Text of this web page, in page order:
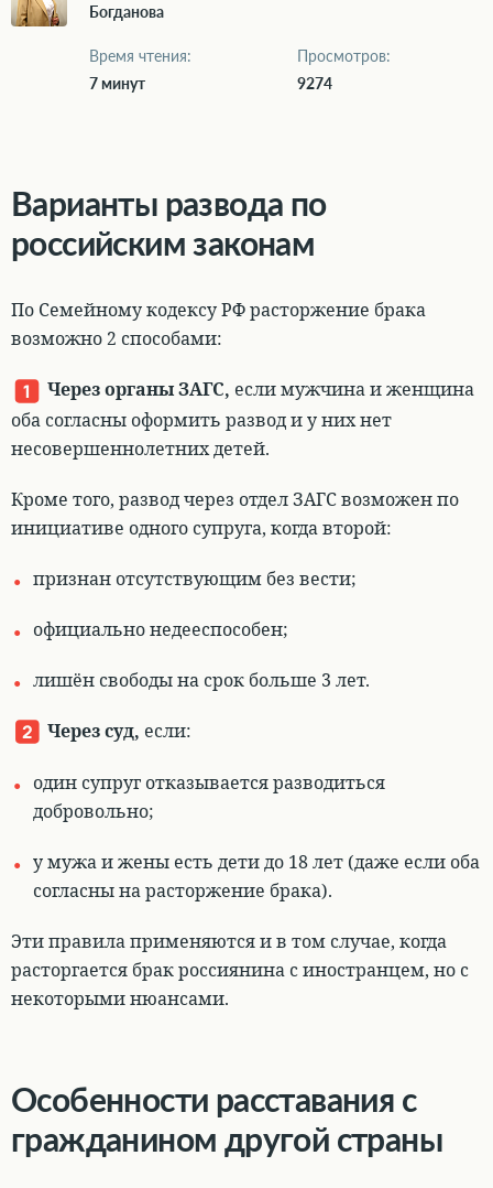
Богданова
Время чтения:
7 минут
Просмотров:
9274
Варианты развода по
российским законам
По Семейному кодексу РФ расторжение брака
возможно 2 способами:
Через органы ЗАГС, если мужчина и женщина
оба согласны оформить развод и у них нет
несовершеннолетних детей.
Кроме того, развод через отдел ЗАГС возможен по
инициативе одного супруга, когда второй:
признан отсутствующим без вести;
официально недееспособен;
лишён свободы на срок больше 3 лет.
Через суд, если:
один супруг отказывается разводиться
добровольно;
у мужа и жены есть дети до 18 лет (даже если оба
согласны на расторжение брака).
Эти правила применяются и в том случае, когда
расторгается брак россиянина с иностранцем, но с
некоторыми нюансами.
Особенности расставания с
гражданином другой страны